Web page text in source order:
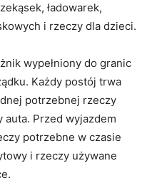
ładowarek,
i rzeczy dla dzieci.
wypełniony do granic
Każdy postój trwa
potrzebnej rzeczy
auta. Przed wyjazdem
potrzebne w czasie
i rzeczy używane